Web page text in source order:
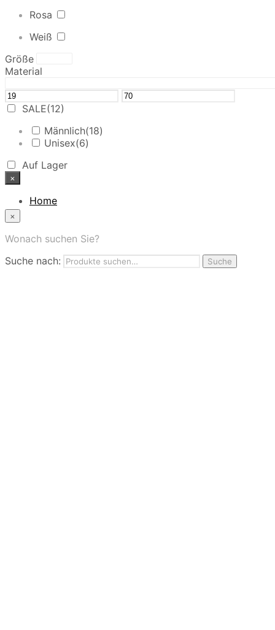
Rosa
Weiß
Größe
Material
SALE(12)
Männlich(18)
Unisex(6)
Auf Lager
×
Home
App
Nutzungbedingungen
×
Wonach suchen Sie?
Suche nach:
Suche